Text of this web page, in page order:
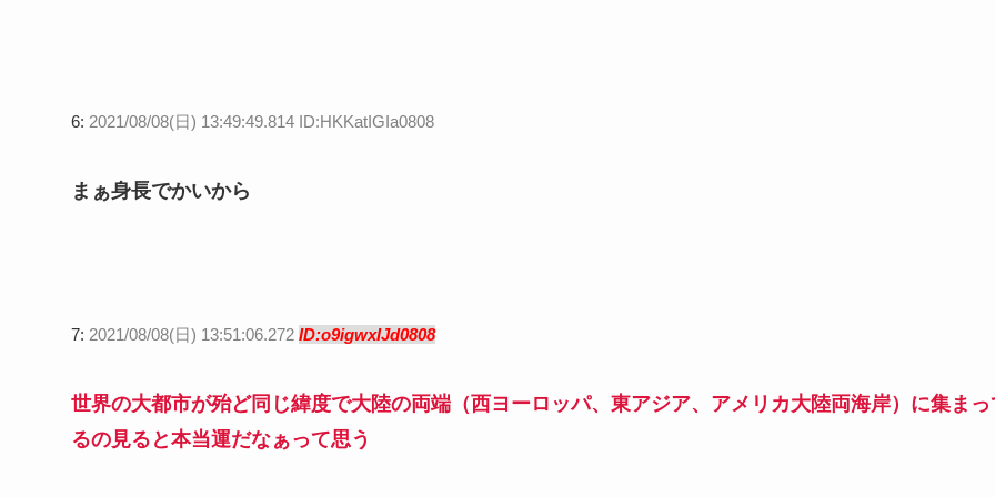
6: 2021/08/08(日) 13:49:49.814 ID:HKKatIGIa0808
まぁ身長でかいから
7: 2021/08/08(日) 13:51:06.272 ID:o9igwxIJd0808
世界の大都市が殆ど同じ緯度で大陸の両端（西ヨーロッパ、東アジア、アメリカ大陸両海岸）に集まっ
るの見ると本当運だなぁって思う